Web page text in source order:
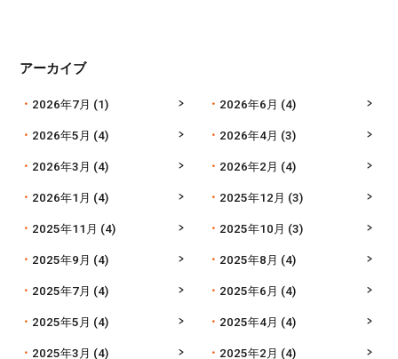
アーカイブ
2026年7月 (1) 2026年6月 (4)
2026年5月 (4) 2026年4月 (3)
2026年3月 (4) 2026年2月 (4)
2026年1月 (4) 2025年12月 (3)
2025年11月 (4) 2025年10月 (3)
2025年9月 (4) 2025年8月 (4)
2025年7月 (4) 2025年6月 (4)
2025年5月 (4) 2025年4月 (4)
2025年3月 (4) 2025年2月 (4)